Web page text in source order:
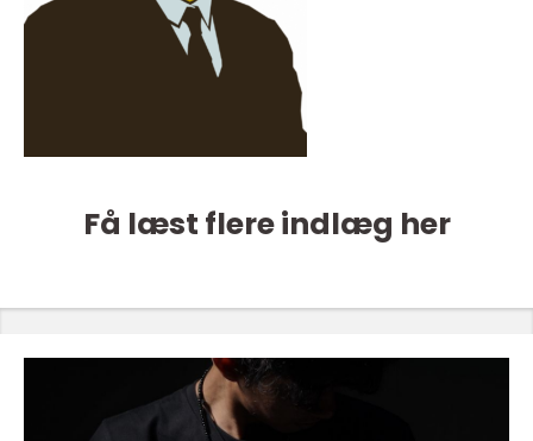
Få læst flere indlæg her